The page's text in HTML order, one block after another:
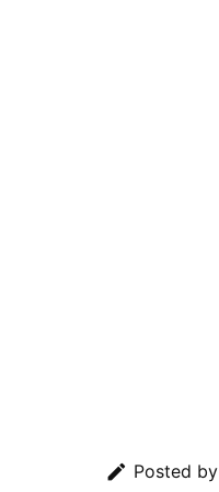
 Posted by